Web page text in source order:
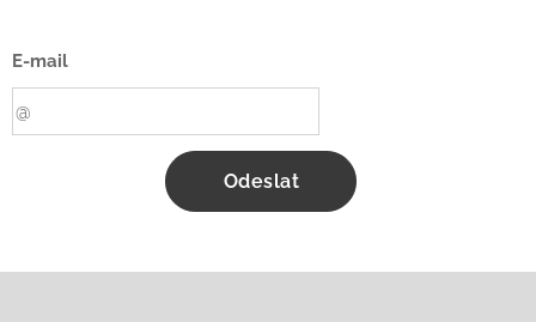
E-mail
Odeslat